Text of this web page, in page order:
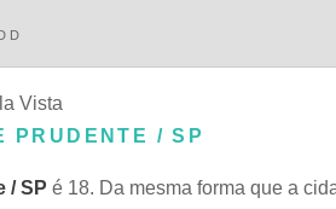
Vista
PRUDENTE / SP
/ SP é 18. Da mesma forma que a